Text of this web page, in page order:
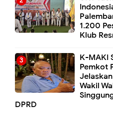
1.200
Klub
K-MAKI
Pemkot
Wakil
DPRD